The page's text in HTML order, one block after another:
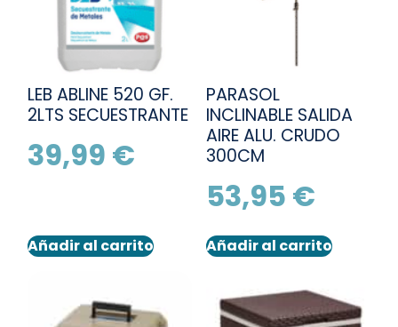
LEB ABLINE 520 GF.
2LTS SECUESTRANTE
39,99 €
Añadir al carrito
PARASOL
INCLINABLE SALIDA
AIRE ALU. CRUDO
300CM
53,95 €
Añadir al carrito